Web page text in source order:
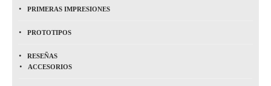
PRIMERAS IMPRESIONES
PROTOTIPOS
RESEÑAS
ACCESORIOS